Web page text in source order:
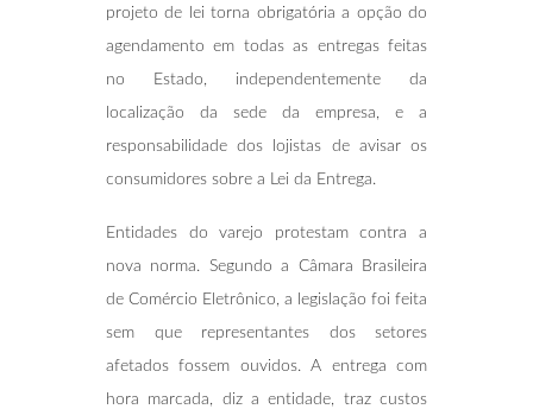
projeto de lei torna obrigatória a opção do
agendamento em todas as entregas feitas
no Estado, independentemente da
localização da sede da empresa, e a
responsabilidade dos lojistas de avisar os
consumidores sobre a Lei da Entrega.
Entidades do varejo protestam contra a
nova norma. Segundo a Câmara Brasileira
de Comércio Eletrônico, a legislação foi feita
sem que representantes dos setores
afetados fossem ouvidos. A entrega com
hora marcada, diz a entidade, traz custos